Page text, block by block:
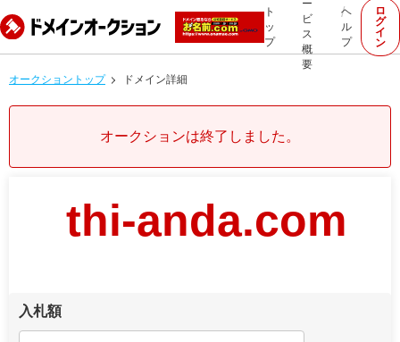
ト
ッ
プ
ー
ビ
ス
概
要
ヘ
ル
プ
ロ
グ
イ
ン
オークショントップ ドメイン詳細
オークションは終了しました。
thi-anda.com
入札額